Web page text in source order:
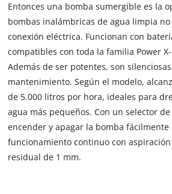
Entonces una bomba sumergible es la
bombas inalámbricas de agua limpia
conexión eléctrica. Funcionan con
compatibles con toda la familia Power
Además de ser potentes, son
mantenimiento. Según el modelo,
de 5.000 litros por hora, ideales para
agua más pequeños. Con un selector
encender y apagar la bomba
funcionamiento continuo con
residual de 1 mm.